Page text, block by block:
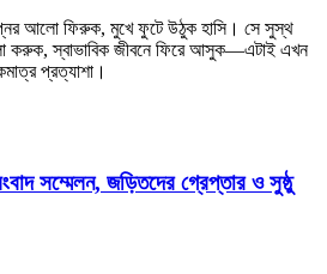
আলো ফিরুক, মুখে ফুটে উঠুক হাসি। সে সুস্থ
করুক, স্বাভাবিক জীবনে ফিরে আসুক—এটাই এখন
প্রত্যাশা।
সম্মেলন, জড়িতদের গ্রেপ্তার ও সুষ্ঠু